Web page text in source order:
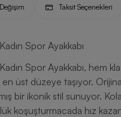
Taksit Seçenekleri
Spor Ayakkabı
Spor Ayakkabı, hem
üst düzeye taşıyor.
bir ikonik stil sunuyor.
koşuşturmacada hız